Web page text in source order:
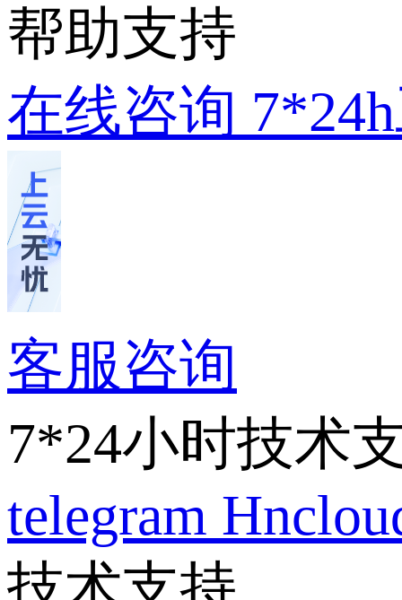
帮助支持
在线咨询
客服咨询
7*24小时技术
telegram